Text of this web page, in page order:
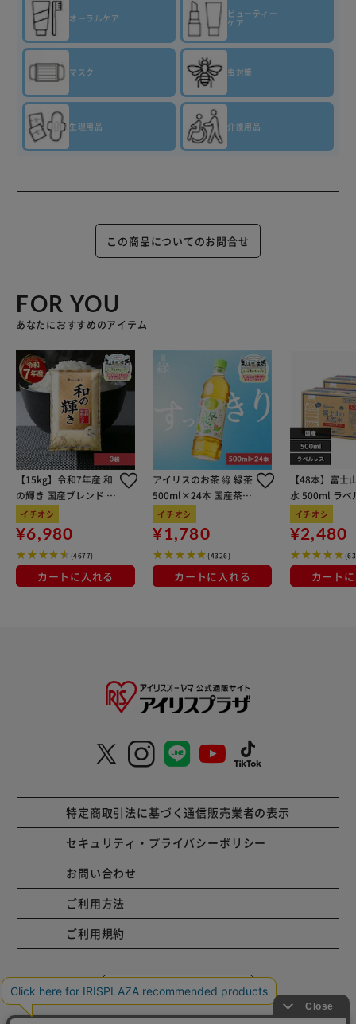
オーラルケア
ビューティー
ケア
マスク 虫対策
生理用品 介護用品
この商品についてのお問合せ
FOR YOU
あなたにおすすめのアイテム
【15kg】令和7年産 和
の輝き 国産ブレンド 5
kg×3袋
イチオシ
¥6,980
(4677)
カートに入れる
アイリスのお茶 綠 緑茶
500ml×24本 国産茶葉
100％使用
イチオシ
¥1,780
(4326)
カートに入れる
【48本】富士
水 500ml ラベ
イチオシ
¥2,480
カート
特定商取引法に基づく通信販売業者の表示
セキュリティ・プライバシーポリシー
お問い合わせ
ご利用方法
ご利用規約
コーポレートサイト